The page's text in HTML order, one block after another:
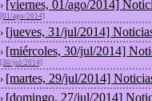
› [viernes, 01/ago/2014]
[01/ago/2014]
› [jueves, 31/jul/2014]
› [miércoles, 30/jul/2014]
[30/jul/2014]
› [martes, 29/jul/2014]
› [domingo, 27/jul/2014]